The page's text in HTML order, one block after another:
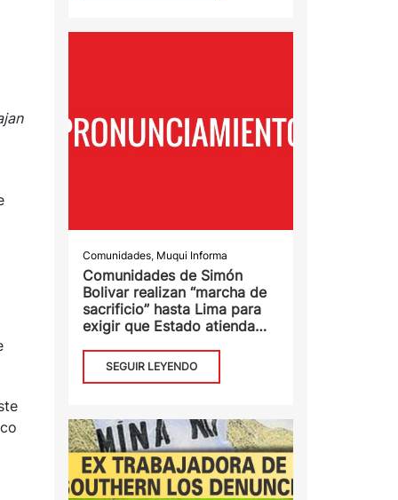
Comunidades, Muqui Informa
Comunidades de Simón
Bolivar realizan “marcha de
sacrificio” hasta Lima para
exigir que Estado atienda
SEGUIR LEYENDO